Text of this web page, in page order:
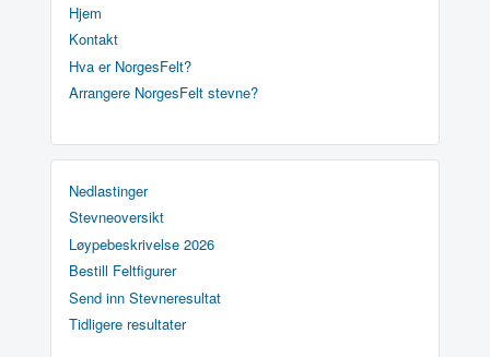
Hjem
Kontakt
Hva er NorgesFelt?
Arrangere NorgesFelt stevne?
Nedlastinger
Stevneoversikt
Løypebeskrivelse 2026
Bestill Feltfigurer
Send inn Stevneresultat
Tidligere resultater